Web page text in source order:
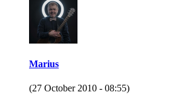
Marius
(27 October 2010 - 08:55)